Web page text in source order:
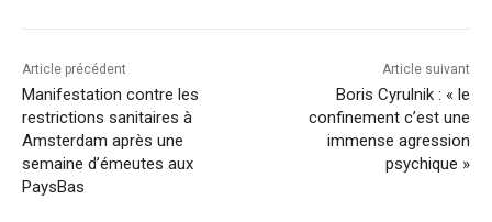
Article précédent
Manifestation contre les
restrictions sanitaires à
Amsterdam après une
semaine d’émeutes aux
PaysBas
Article suivant
Boris Cyrulnik : « le
confinement c’est une
immense agression
psychique »